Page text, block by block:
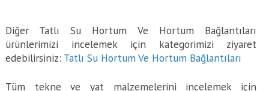
Diğer Tatlı Su Hortum Ve Hortum Bağlantıları
ürünlerimizi incelemek için kategorimizi ziyaret
edebilirsiniz: Tatlı Su Hortum Ve Hortum Bağlantıları
Tüm tekne ve yat malzemelerini incelemek için